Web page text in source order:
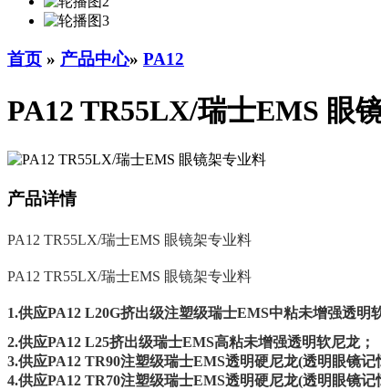
首页 » 产品中心» PA12
PA12 TR55LX/瑞士EMS 眼
产品详情
PA12 TR55LX/瑞士EMS 眼镜架专业料
PA12 TR55LX/瑞士EMS 眼镜架专业料
1.供应PA12 L20G挤出级注塑级瑞士EMS中粘未增强透明
2.供应PA12 L25挤出级瑞士EMS高粘未增强透明软尼龙；
3.供应PA12 TR90注塑级瑞士EMS透明硬尼龙(透明眼镜记
4.供应PA12 TR70注塑级瑞士EMS透明硬尼龙(透明眼镜记